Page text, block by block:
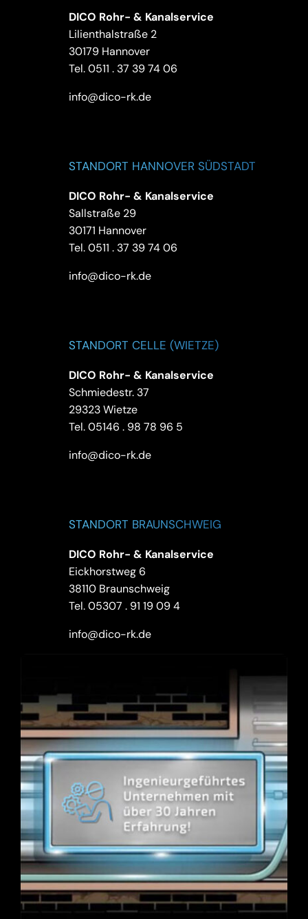
DICO Rohr- & Kanalservice
Lilienthalstraße 2
30179 Hannover
Tel.0511 . 37 39 74 06
info@dico-rk.de
STANDORT HANNOVER SÜDSTADT
DICO Rohr- & Kanalservice
Sallstraße 29
30171 Hannover
Tel.0511 . 37 39 74 06
info@dico-rk.de
STANDORT CELLE (WIETZE)
DICO Rohr- & Kanalservice
Schmiedestr. 37
29323 Wietze
Tel.05146 . 98 78 96 5
info@dico-rk.de
STANDORT BRAUNSCHWEIG
DICO Rohr- & Kanalservice
Eickhorstweg 6
38110 Braunschweig
Tel.05307 . 91 19 09 4
info@dico-rk.de